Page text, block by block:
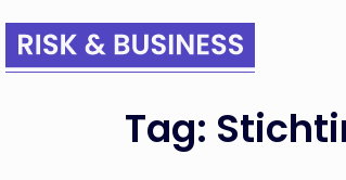
Tag: